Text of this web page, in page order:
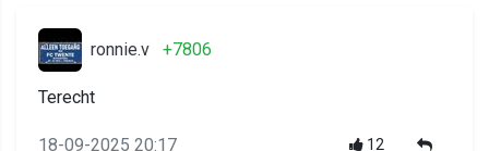
ronnie.v +7806
Terecht
18-09-2025 20:17 12